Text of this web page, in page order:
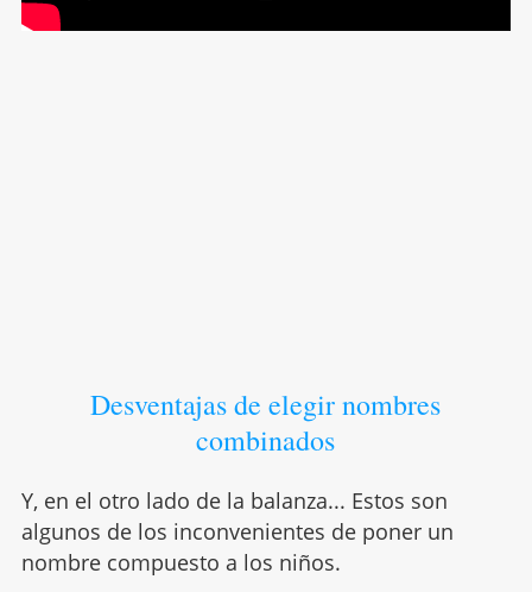
Desventajas de elegir nombres
combinados
Y, en el otro lado de la balanza... Estos son
algunos de los inconvenientes de poner un
nombre compuesto a los niños.